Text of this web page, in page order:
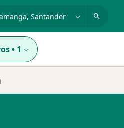
• 1